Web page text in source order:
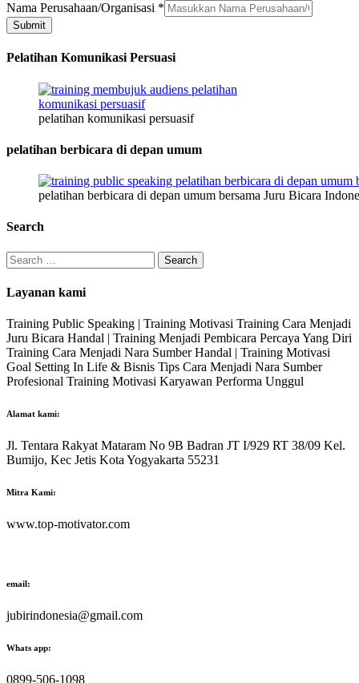
Nama Perusahaan/Organisasi *
Submit
Pelatihan Komunikasi Persuasi
pelatihan komunikasi persuasif
pelatihan berbicara di depan umum
pelatihan berbicara di depan umum bersama Juru Bicara
Search
Search
for:
Layanan kami
Training Public Speaking | Training Motivasi Training Cara Menjadi
Juru Bicara Handal | Training Menjadi Pembicara Percaya Yang Diri
Training Cara Menjadi Nara Sumber Handal | Training Motivasi
Goal Setting In Life & Bisnis Tips Cara Menjadi Nara Sumber
Profesional Training Motivasi Karyawan Performa Unggul
Alamat kami:
Jl. Tentara Rakyat Mataram No 9B Badran JT I/929 RT 38/09 Kel.
Bumijo, Kec Jetis Kota Yogyakarta 55231
Mitra Kami:
www.top-motivator.com
email:
jubirindonesia@gmail.com
Whats app:
0899-506-1098